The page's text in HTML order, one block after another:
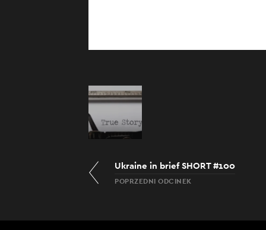
Ukraine in brief SHORT #100
POPRZEDNI ODCINEK